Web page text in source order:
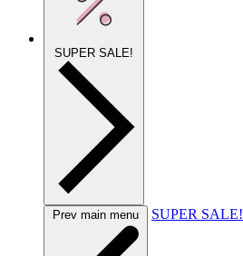
SUPER SALE!
Prev main menu SUPER SALE!